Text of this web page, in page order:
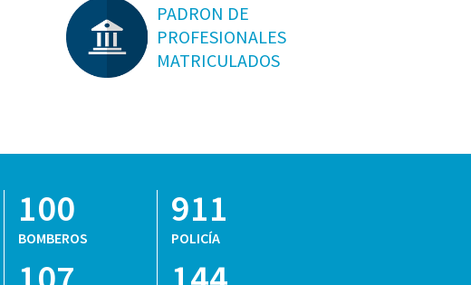
PADRON DE
PROFESIONALES
MATRICULADOS
100
BOMBEROS
911
POLICÍA